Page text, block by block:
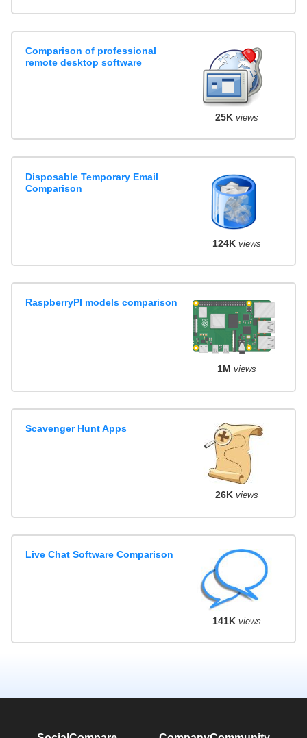
Comparison of professional
remote desktop software
25K views
Disposable Temporary Email
Comparison
124K views
RaspberryPI models comparison
1M views
Scavenger Hunt Apps
26K views
Live Chat Software Comparison
141K views